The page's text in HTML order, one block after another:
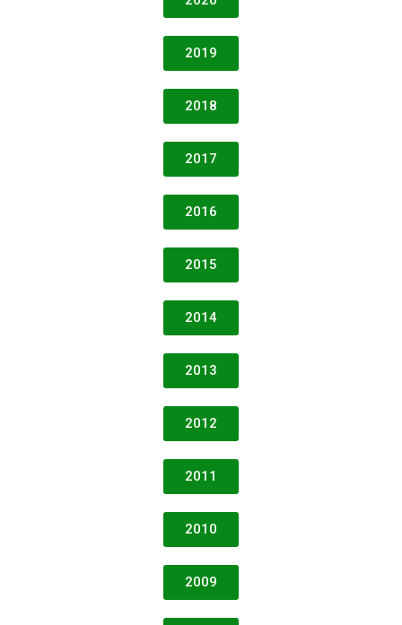
2019
2018
2017
2016
2015
2014
2013
2012
2011
2010
2009